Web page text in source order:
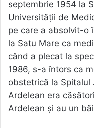
septembrie 1954 la
Universităţii de
pe care a absolvit-o
la Satu Mare ca
când a plecat la
1986, s-a întors ca
obstetrică la Spitalul
Ardelean era
Ardelean şi au un